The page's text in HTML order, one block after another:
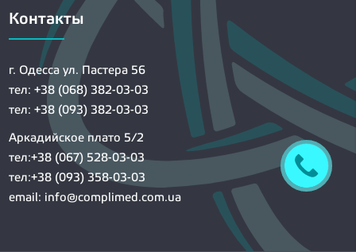
Контакты
г. Одесса ул. Пастера 56
тел: +38 (068) 382-03-03
тел: +38 (093) 382-03-03
Аркадийское плато 5/2
тел:+38 (067) 528-03-03
тел:+38 (093) 358-03-03
email: info@complimed.com.ua